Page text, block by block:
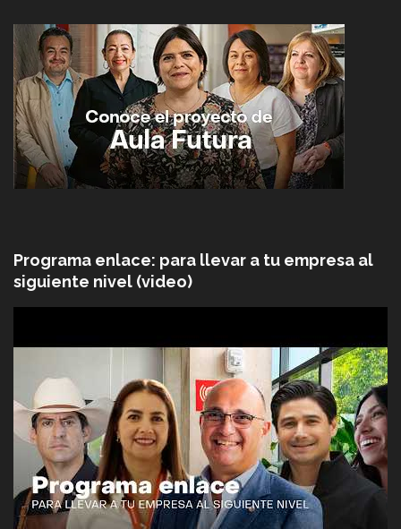
Programa enlace: para llevar a tu empresa al
siguiente nivel (video)